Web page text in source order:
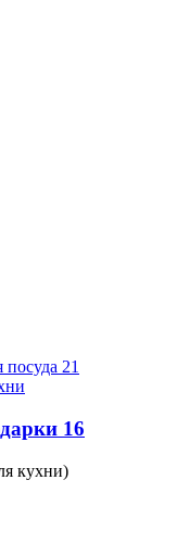
16
кухни)